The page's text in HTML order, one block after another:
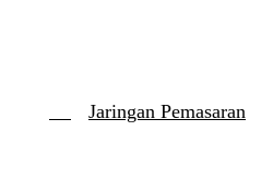
Jaringan Pemasaran